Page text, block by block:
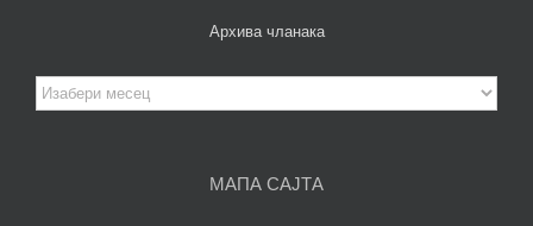
Архива чланака
Архива
чланака
МАПА САЈТА